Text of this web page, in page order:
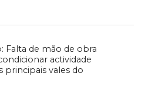
Falta de mão de obra
actividade
principais vales do